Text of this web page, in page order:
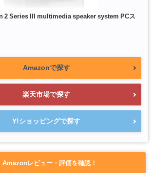
2 Series III multimedia speaker system PCス
Amazonで探す
楽天市場で探す
Y!ショッピングで探す
Amazonレビュー・評価を確認！